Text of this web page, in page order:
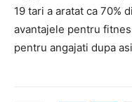
19 tari a aratat ca 70%
avantajele pentru
pentru angajati dupa